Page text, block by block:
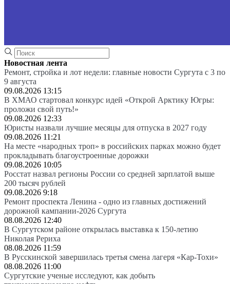
Новостная лента
Ремонт, стройка и лот недели: главные новости Сургута с 3 по
9 августа
09.08.2026 13:15
В ХМАО стартовал конкурс идей «Открой Арктику Югры:
проложи свой путь!»
09.08.2026 12:33
Юристы назвали лучшие месяцы для отпуска в 2027 году
09.08.2026 11:21
На месте «народных троп» в российских парках можно будет
прокладывать благоустроенные дорожки
09.08.2026 10:05
Росстат назвал регионы России со средней зарплатой выше
200 тысяч рублей
09.08.2026 9:18
Ремонт проспекта Ленина - одно из главных достижений
дорожной кампании-2026 Сургута
08.08.2026 12:40
В Сургутском районе открылась выставка к 150-летию
Николая Рериха
08.08.2026 11:59
В Русскинской завершилась третья смена лагеря «Кар-Тохи»
08.08.2026 11:00
Сургутские ученые исследуют, как добыть